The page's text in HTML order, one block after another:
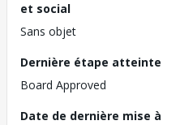
et social
Sans objet
Dernière étape atteinte
Board Approved
Date de dernière mise à